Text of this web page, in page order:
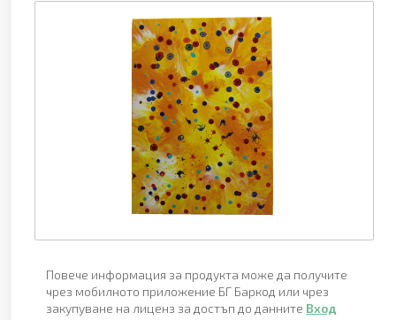
Повече информация за продукта може да получите
чрез мобилното приложение БГ Баркод или чрез
закупуване на лиценз за достъп до данните Вход